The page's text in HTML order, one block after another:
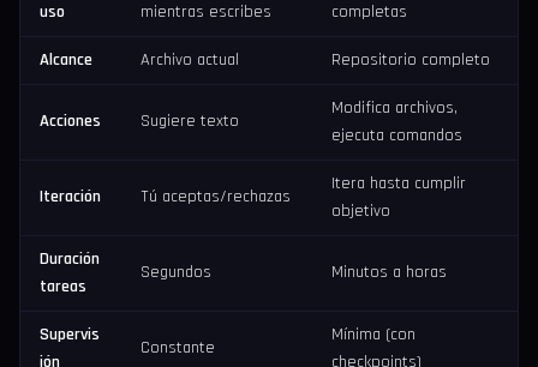
uso
mientras escribes
completas
Alcance Archivo actual Repositorio completo
Acciones Sugiere texto
Modifica archivos,
ejecuta comandos
Iteración Tú aceptas/rechazas
Itera hasta cumplir
objetivo
Duración
tareas
Segundos Minutos a horas
Supervis
ión
Constante
Mínima (con
checkpoints)